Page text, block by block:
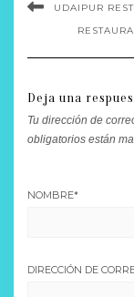
UDAIPUR
Deja una
Tu dirección de
obligatorios están
NOMBRE*
DIRECCIÓN DE